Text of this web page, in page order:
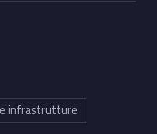
infrastrutture